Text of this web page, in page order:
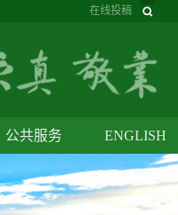
在线投稿
公共服务 ENGLISH